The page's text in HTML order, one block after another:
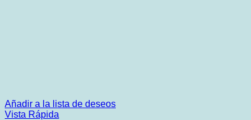
Añadir a la lista de deseos
Vista Rápida